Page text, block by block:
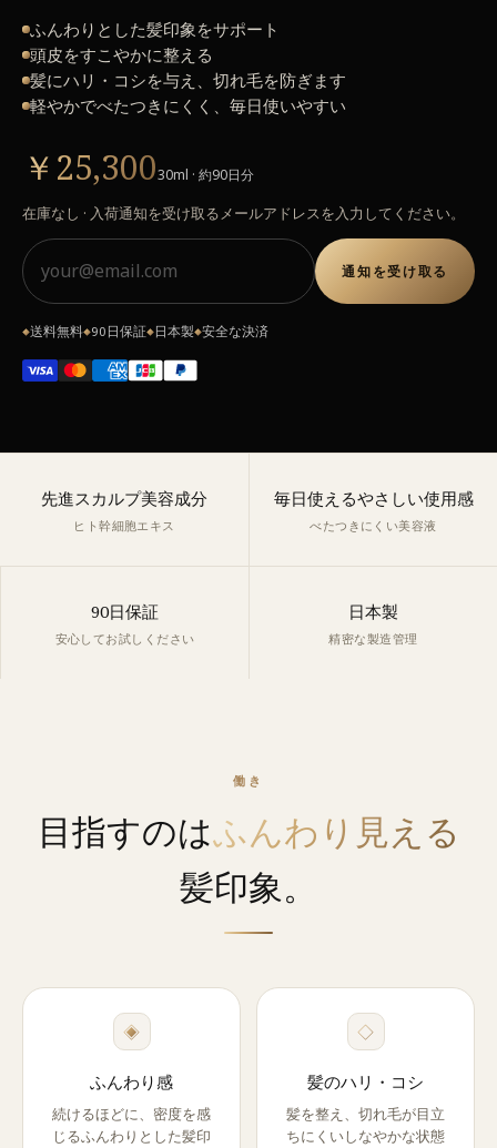
ふんわりとした髪印象をサポート
頭皮をすこやかに整える
髪にハリ・コシを与え、切れ毛を防ぎます
軽やかでべたつきにくく、毎日使いやすい
￥25,30030ml · 約90日分
在庫なし · 入荷通知を受け取るメールアドレスを入力してください。
通知を受け取る
◆送料無料◆90日保証◆ 日本製◆安全な決済
先進スカルプ美容成分
ヒト幹細胞エキス
毎日使えるやさしい使用感
べたつきにくい美容液
90日保証
安心してお試しください
日本製
精密な製造管理
働き
目指すのはふんわり見える
髪印象。
◈
ふんわり感
続けるほどに、密度を感
じるふんわりとした髪印
◇
髪のハリ・コシ
髪を整え、切れ毛が目立
ちにくいしなやかな状態